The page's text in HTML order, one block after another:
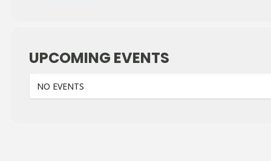
UPCOMING EVENTS
NO EVENTS